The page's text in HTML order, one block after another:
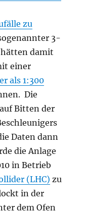
zu
3-
damit
einer
als 1:300
Die
Bitten der
Daten dann
die Anlage
in Betrieb
(LHC) zu
in der
dem Ofen